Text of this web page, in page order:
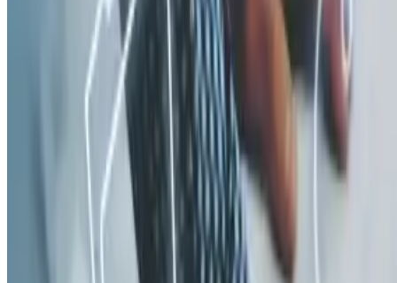
соцпакеты, демографические программы – отражайте в анкете
4️⃣ Вступайте в деловые союзы для получения
дополнительных баллов и авторитета 🤝
5️⃣ Проверяйте статус недобросовестного поставщика –
избегайте риска автоматического отказа от ФНС.
🎯 Главные выводы:
✅ 2025 год – последний шанс подготовиться к новым
требованиям ЭКГ-рейтинга.
✅ С 1 января 2026 г. ЭКГ-рейтинги станут официальным
инструментом оценки бизнеса ФНС.